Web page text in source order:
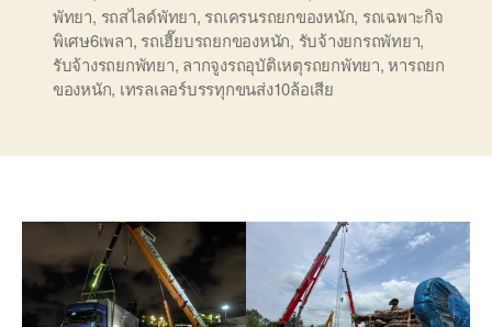
พัทยา, รถสไลด์พัทยา, รถเครนรถยกของหนัก, รถเฉพาะกิจ
พิเศษ6เพลา, รถเฮี๊ยบรถยกของหนัก, รับจ้างยกรถพัทยา,
รับจ้างรถยกพัทยา, ลากจูงรถอุบัติเหตุรถยกพัทยา,หารถยก
ของหนัก, เทรลเลอร์บรรทุกขนส่ง10ล้อเสีย